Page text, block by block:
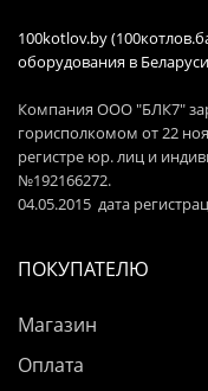
100kotlov.by
оборудования в
Компания ООО "БЛК7"
горисполкомом от 22
регистре юр. лиц и
№192166272.
04.05.2015 дата
ПОКУПАТЕЛЮ
Магазин
Оплата